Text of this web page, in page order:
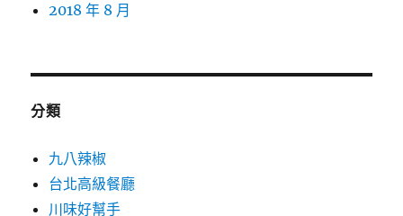
2018 年 8 月
分類
九八辣椒
台北高級餐廳
川味好幫手